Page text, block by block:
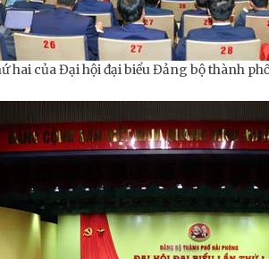
hai của Đại hội đại biểu Đảng bộ thành